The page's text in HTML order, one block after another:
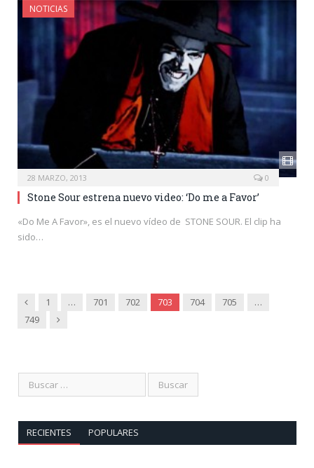
NOTICIAS
28 MARZO, 2013 0
Stone Sour estrena nuevo video: ‘Do me a Favor’
«Do Me A Favor», es el nuevo vídeo de STONE SOUR. El clip ha
sido…
Anterior
1 … 701 702 703 704 705
…
749
Siguiente
RECIENTES POPULARES